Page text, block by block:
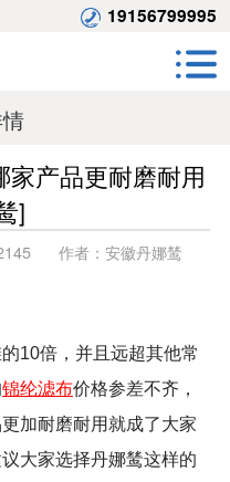
19156799995
产品更耐磨耐用
]
作者： 安徽丹娜鸶
10倍，并且远超其他常
锦纶滤布价格参差不齐，
加耐磨耐用就成了大家
大家选择丹娜鸶这样的